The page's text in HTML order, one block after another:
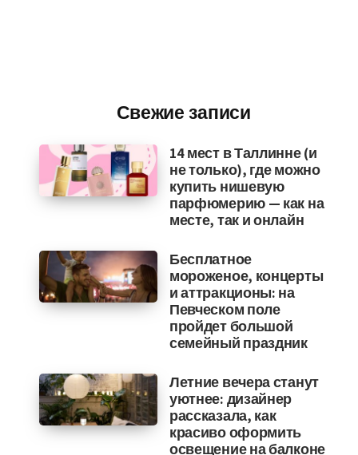
Свежие записи
14 мест в Таллинне (и
не только), где можно
купить нишевую
парфюмерию — как на
месте, так и онлайн
Бесплатное
мороженое, концерты
и аттракционы: на
Певческом поле
пройдет большой
семейный праздник
Летние вечера станут
уютнее: дизайнер
рассказала, как
красиво оформить
освещение на балконе